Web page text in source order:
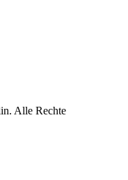
Alle Rechte